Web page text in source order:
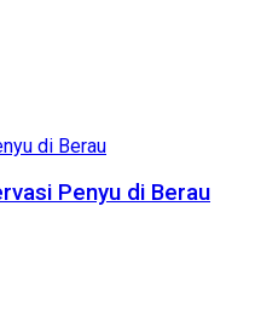
Penyu di Berau